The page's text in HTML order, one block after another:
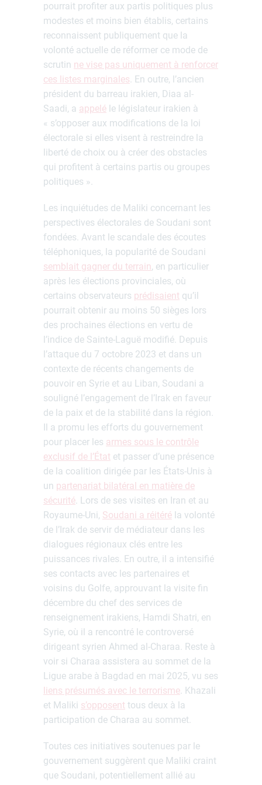
pourrait profiter aux partis politiques plus
modestes et moins bien établis, certains
reconnaissent publiquement que la
volonté actuelle de réformer ce mode de
scrutin ne vise pas uniquement à renforcer
ces listes marginales. En outre, l’ancien
président du barreau irakien, Diaa al-
Saadi, a appelé le législateur irakien à
« s’opposer aux modifications de la loi
électorale si elles visent à restreindre la
liberté de choix ou à créer des obstacles
qui profitent à certains partis ou groupes
politiques ».
Les inquiétudes de Maliki concernant les
perspectives électorales de Soudani sont
fondées. Avant le scandale des écoutes
téléphoniques, la popularité de Soudani
semblait gagner du terrain, en particulier
après les élections provinciales, où
certains observateurs prédisaient qu’il
pourrait obtenir au moins 50 sièges lors
des prochaines élections en vertu de
l’indice de Sainte-Laguë modifié. Depuis
l’attaque du 7 octobre 2023 et dans un
contexte de récents changements de
pouvoir en Syrie et au Liban, Soudani a
souligné l’engagement de l’Irak en faveur
de la paix et de la stabilité dans la région.
Il a promu les efforts du gouvernement
pour placer les armes sous le contrôle
exclusif de l’État et passer d’une présence
de la coalition dirigée par les États-Unis à
un partenariat bilatéral en matière de
sécurité. Lors de ses visites en Iran et au
Royaume-Uni, Soudani a réitéré la volonté
de l’Irak de servir de médiateur dans les
dialogues régionaux clés entre les
puissances rivales. En outre, il a intensifié
ses contacts avec les partenaires et
voisins du Golfe, approuvant la visite fin
décembre du chef des services de
renseignement irakiens, Hamdi Shatri, en
Syrie, où il a rencontré le controversé
dirigeant syrien Ahmed al-Charaa. Reste à
voir si Charaa assistera au sommet de la
Ligue arabe à Bagdad en mai 2025, vu ses
liens présumés avec le terrorisme. Khazali
et Maliki s’opposent tous deux à la
participation de Charaa au sommet.
Toutes ces initiatives soutenues par le
gouvernement suggèrent que Maliki craint
que Soudani, potentiellement allié au